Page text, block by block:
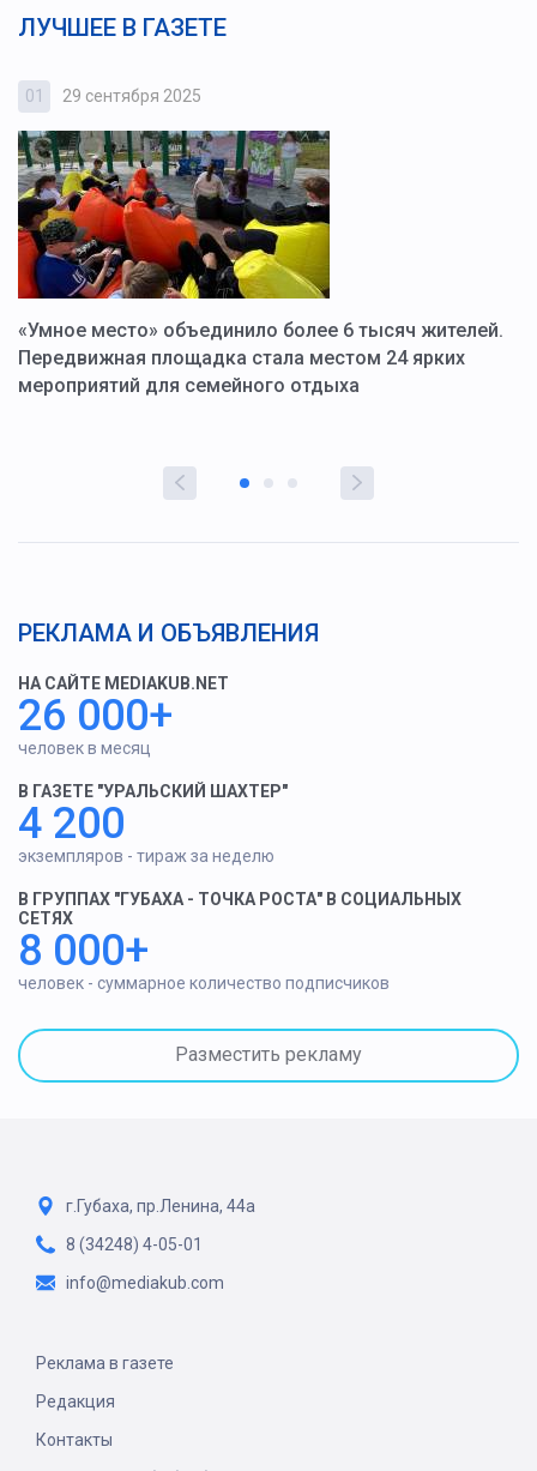
ЛУЧШЕЕ В ГАЗЕТЕ
01 29 сентября 2025
«Умное место» объединило более 6 тысяч жителей.
Передвижная площадка стала местом 24 ярких
мероприятий для семейного отдыха
РЕКЛАМА И ОБЪЯВЛЕНИЯ
НА САЙТЕ MEDIAKUB.NET
26 000+
человек в месяц
В ГАЗЕТЕ "УРАЛЬСКИЙ ШАХТЕР"
4 200
экземпляров - тираж за неделю
В ГРУППАХ "ГУБАХА - ТОЧКА РОСТА" В СОЦИАЛЬНЫХ
СЕТЯХ
8 000+
человек - суммарное количество подписчиков
Разместить рекламу
г.Губаха, пр.Ленина, 44а
8 (34248) 4-05-01
info@mediakub.com
Реклама в газете
Редакция
Контакты